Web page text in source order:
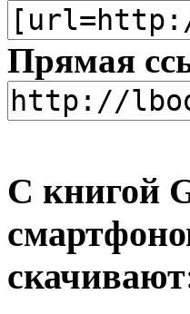
Прямая
С книгой